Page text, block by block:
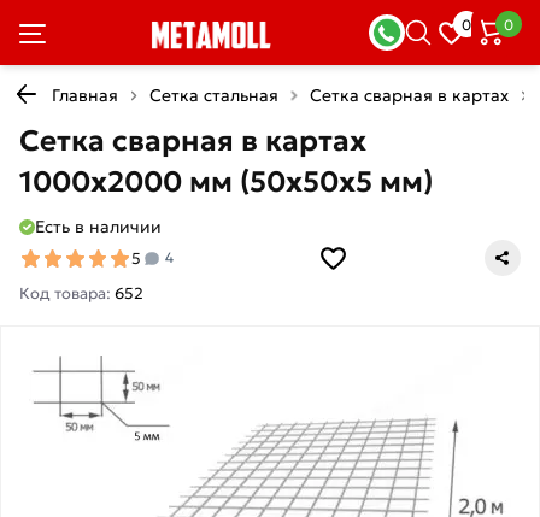
0 0
Главная Сетка стальная Сетка сварная в картах
Сетка сварная в картах
1000х2000 мм (50х50х5 мм)
Есть в наличии
5 4
Код товара: 652